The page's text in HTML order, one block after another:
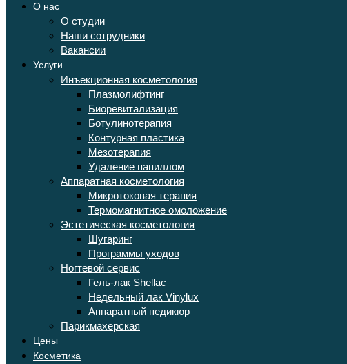
О нас
О студии
Наши сотрудники
Вакансии
Услуги
Инъекционная косметология
Плазмолифтинг
Биоревитализация
Ботулинотерапия
Контурная пластика
Мезотерапия
Удаление папиллом
Аппаратная косметология
Микротоковая терапия
Термомагнитное омоложение
Эстетическая косметология
Шугаринг
Программы уходов
Ногтевой сервис
Гель-лак Shellac
Недельный лак Vinylux
Аппаратный педикюр
Парикмахерская
Цены
Косметика